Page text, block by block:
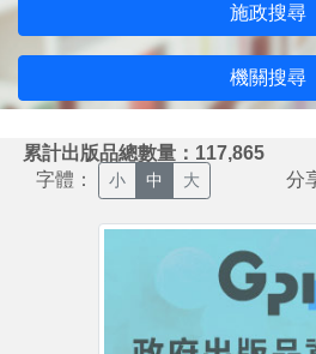
施政搜尋
機關搜尋
累計出版品總數量：117,865
字體： 小 中 大 分